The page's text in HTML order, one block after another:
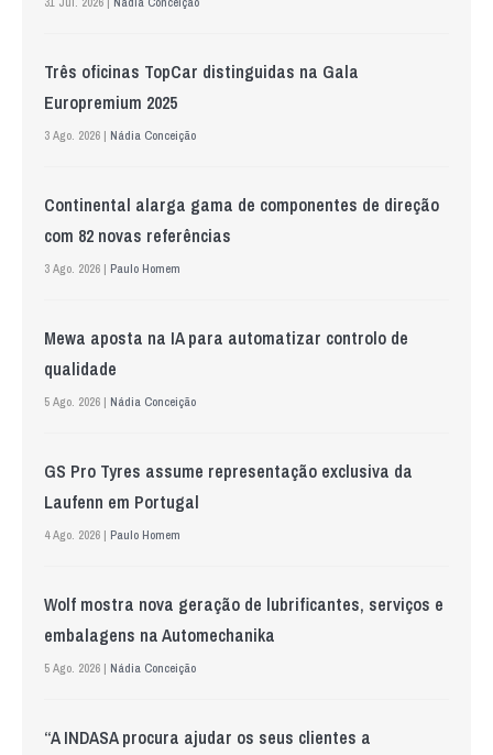
Três oficinas TopCar distinguidas na Gala
Europremium 2025
3 Ago. 2026 | Nádia Conceição
Continental alarga gama de componentes de direção
com 82 novas referências
3 Ago. 2026 | Paulo Homem
Mewa aposta na IA para automatizar controlo de
qualidade
5 Ago. 2026 | Nádia Conceição
GS Pro Tyres assume representação exclusiva da
Laufenn em Portugal
4 Ago. 2026 | Paulo Homem
Wolf mostra nova geração de lubrificantes, serviços e
embalagens na Automechanika
5 Ago. 2026 | Nádia Conceição
“A INDASA procura ajudar os seus clientes a